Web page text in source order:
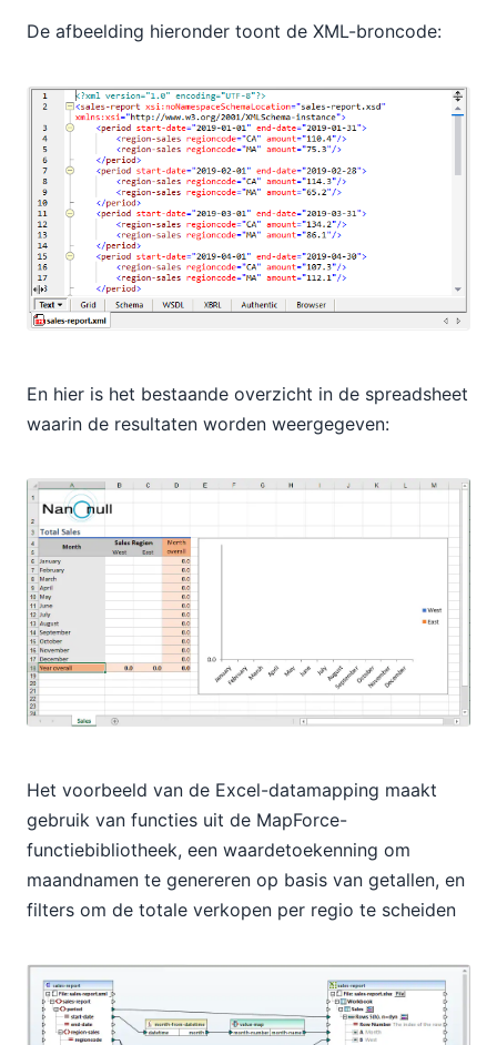
De afbeelding hieronder toont de XML-broncode:
En hier is het bestaande overzicht in de spreadsheet
waarin de resultaten worden weergegeven:
Het voorbeeld van de Excel-datamapping maakt
gebruik van functies uit de MapForce-
functiebibliotheek, een waardetoekenning om
maandnamen te genereren op basis van getallen, en
filters om de totale verkopen per regio te scheiden